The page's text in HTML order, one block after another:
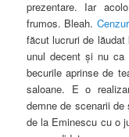
prezentare. Iar
frumos. Bleah.
făcut lucruri de
unul decent şi nu ca
becurile aprinse de
saloane. E o
demne de scenarii
de la Eminescu cu o